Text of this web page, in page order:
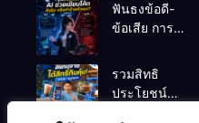
ฟันธงข้อดี-
ข้อเสีย การใช้
โค้ด (Copilot)
ในการทำโปร
เจกต์จบ ดีหรือ
รวมสิทธิ
ประโยชน์